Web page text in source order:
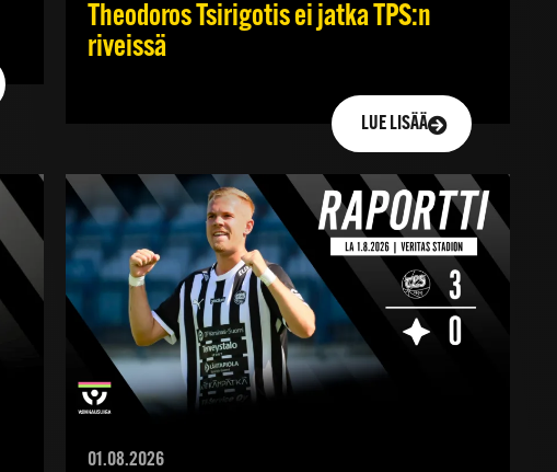
Theodoros Tsirigotis ei jatka TPS:n
riveissä
LUE LISÄÄ
01.08.2026